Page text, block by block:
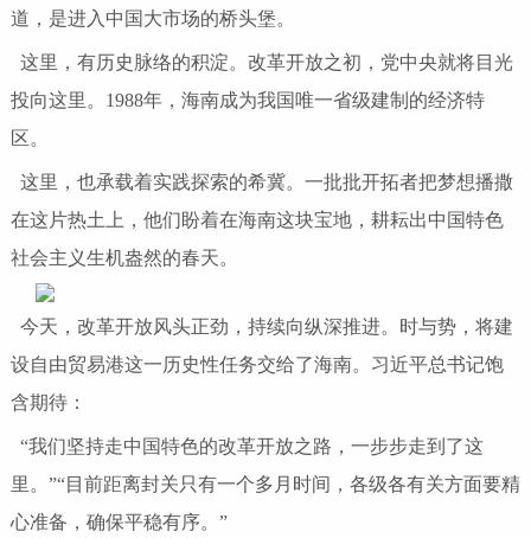
道，是进入中国大市场的桥头堡。
这里，有历史脉络的积淀。改革开放之初，党中央就将目光
投向这里。1988年，海南成为我国唯一省级建制的经济特
区。
这里，也承载着实践探索的希冀。一批批开拓者把梦想播撒
在这片热土上，他们盼着在海南这块宝地，耕耘出中国特色
社会主义生机盎然的春天。
今天，改革开放风头正劲，持续向纵深推进。时与势，将建
设自由贸易港这一历史性任务交给了海南。习近平总书记饱
含期待：
“我们坚持走中国特色的改革开放之路，一步步走到了这
里。”“目前距离封关只有一个多月时间，各级各有关方面要精
心准备，确保平稳有序。”